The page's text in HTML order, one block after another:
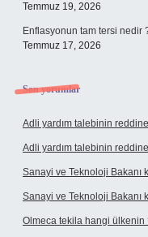
Temmuz 19, 2026
Enflasyonun tam tersi nedir
Temmuz 17, 2026
Son yorumlar
Adli yardım talebinin
Adli yardım talebinin
Sanayi ve Teknoloji Bakanı
Sanayi ve Teknoloji Bakanı
Olmeca tekila hangi ülkenin